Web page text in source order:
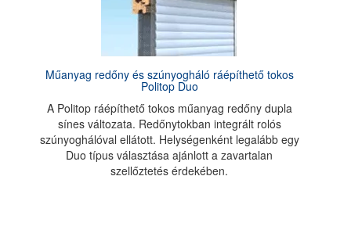
Műanyag redőny és szúnyogháló ráépíthető tokos
Politop Duo
A Politop ráépíthető tokos műanyag redőny dupla
sínes változata. Redőnytokban integrált rolós
szúnyoghálóval ellátott. Helységenként legalább egy
Duo típus választása ajánlott a zavartalan
szellőztetés érdekében.